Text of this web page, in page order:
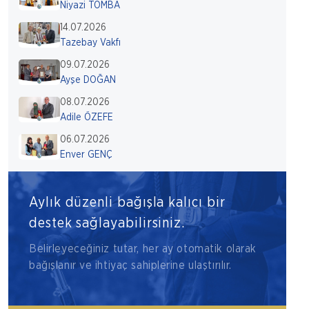
Niyazi TOMBA
14.07.2026
Tazebay Vakfı
09.07.2026
Ayşe DOĞAN
08.07.2026
Adile ÖZEFE
06.07.2026
Enver GENÇ
Aylık düzenli bağışla kalıcı bir
destek sağlayabilirsiniz.
Belirleyeceğiniz tutar, her ay otomatik olarak
bağışlanır ve ihtiyaç sahiplerine ulaştırılır.